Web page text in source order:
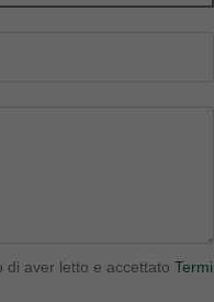
di aver letto e accettato